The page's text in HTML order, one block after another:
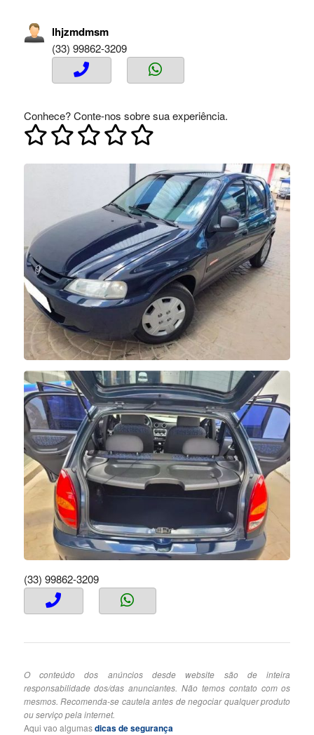
lhjzmdmsm
(33) 99862-3209
Conhece? Conte-nos sobre sua experiência.
(33) 99862-3209
O conteúdo dos anúncios desde website são de inteira
responsabilidade dos/das anunciantes. Não temos contato com os
mesmos. Recomenda-se cautela antes de negociar qualquer produto
ou serviço pela internet.
Aqui vao algumasdicas de segurança